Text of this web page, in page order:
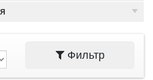
Фильтр